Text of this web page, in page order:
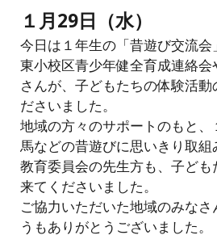
１月29日（水）
今日は１年生の「昔遊び交流会
東小校区青少年健全育成連絡
さんが、子どもたちの体験活動
ださいました。
地域の方々のサポートのもと
馬などの昔遊びに思いきり取組
教育委員会の先生方も、子ど
来てくださいました。
ご協力いただいた地域のみな
うもありがとうございました。